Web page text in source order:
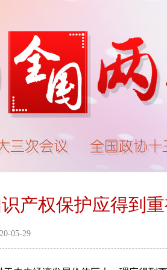
产权保护应得到
05-29